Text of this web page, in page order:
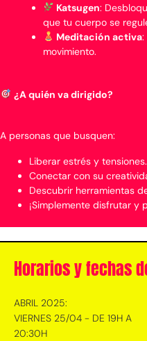
Katsugen:
que tu cuerpo se
Meditación activa:
movimiento.
¿A quién va dirigido?
A personas que busquen:
Liberar estrés y tensiones.
Conectar con su
Descubrir herramientas
¡Simplemente disfrutar y
Horarios y fechas
ABRIL 2025:
VIERNES 25/04 - DE 19H A
20:30H